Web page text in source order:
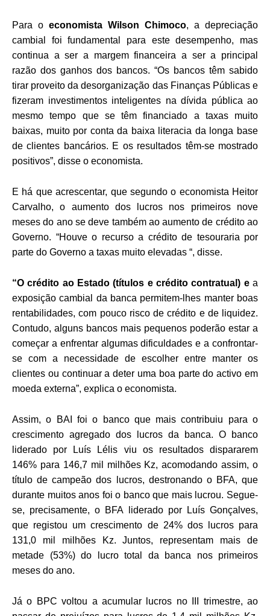
Para o economista Wilson Chimoco, a depreciação
cambial foi fundamental para este desempenho, mas
continua a ser a margem financeira a ser a principal
razão dos ganhos dos bancos. “Os bancos têm sabido
tirar proveito da desorganização das Finanças Públicas e
fizeram investimentos inteligentes na dívida pública ao
mesmo tempo que se têm financiado a taxas muito
baixas, muito por conta da baixa literacia da longa base
de clientes bancários. E os resultados têm-se mostrado
positivos”, disse o economista.
E há que acrescentar, que segundo o economista Heitor
Carvalho, o aumento dos lucros nos primeiros nove
meses do ano se deve também ao aumento de crédito ao
Governo. “Houve o recurso a crédito de tesouraria por
parte do Governo a taxas muito elevadas “, disse.
“O crédito ao Estado (títulos e crédito contratual) ea
exposição cambial da banca permitem-lhes manter boas
rentabilidades, com pouco risco de crédito e de liquidez.
Contudo, alguns bancos mais pequenos poderão estar a
começar a enfrentar algumas dificuldades e a confrontar-
se com a necessidade de escolher entre manter os
clientes ou continuar a deter uma boa parte do activo em
moeda externa”, explica o economista.
Assim, o BAI foi o banco que mais contribuiu para o
crescimento agregado dos lucros da banca. O banco
liderado por Luís Lélis viu os resultados dispararem
146% para 146,7 mil milhões Kz, acomodando assim, o
título de campeão dos lucros, destronando o BFA, que
durante muitos anos foi o banco que mais lucrou. Segue-
se, precisamente, o BFA liderado por Luís Gonçalves,
que registou um crescimento de 24% dos lucros para
131,0 mil milhões Kz. Juntos, representam mais de
metade (53%) do lucro total da banca nos primeiros
meses do ano.
Já o BPC voltou a acumular lucros no III trimestre, ao